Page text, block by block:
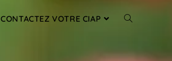
CONTACTEZ VOTRE CIAP